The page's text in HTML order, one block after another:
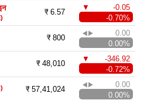
₹ 6.57
▼
-0.05
-0.70%
₹ 800
◀▶
0.00
0.00%
₹ 48,010
▼
-346.92
-0.72%
₹ 57,41,024
◀▶
0.00
0.00%